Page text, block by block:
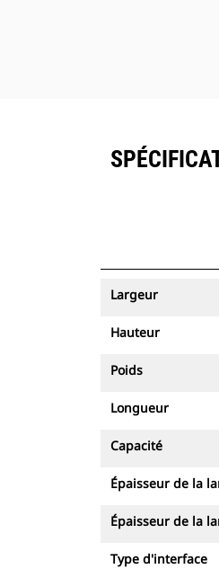
Largeur
Hauteur
Poids
Longueur
Capacité
Épaisseur de la
Épaisseur de la
Type d'interface